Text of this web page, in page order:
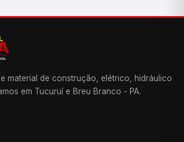
material de construção, elétrico, hidráulico
em Tucuruí e Breu Branco - PA.